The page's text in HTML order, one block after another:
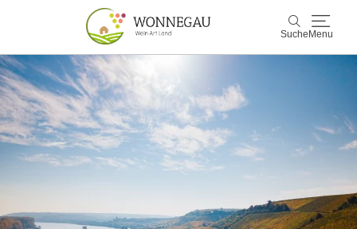
Suche Menu
Wonnegau
Entdecken & Erleben
Wein & Genuss
Kultur & Events